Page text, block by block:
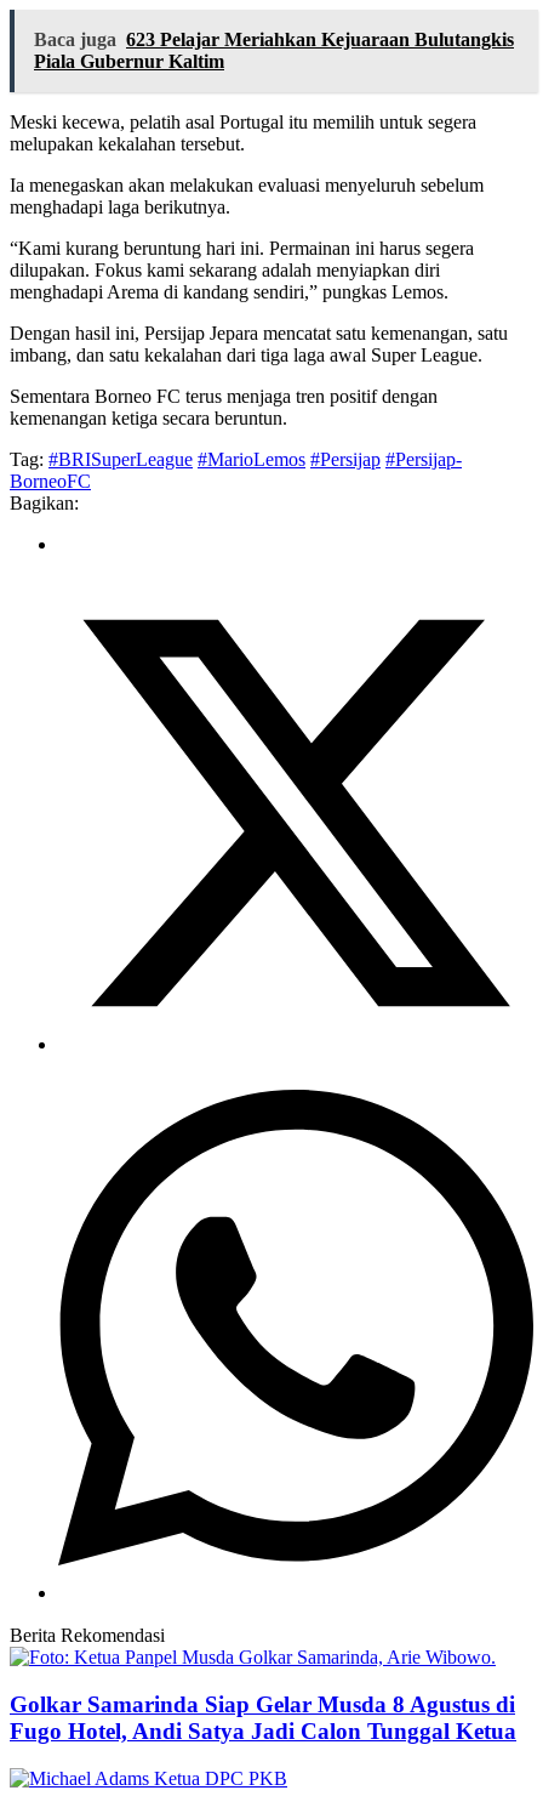
Baca juga 623 Pelajar Meriahkan Kejuaraan Bulutangkis
Piala Gubernur Kaltim
Meski kecewa, pelatih asal Portugal itu memilih untuk segera
melupakan kekalahan tersebut.
Ia menegaskan akan melakukan evaluasi menyeluruh sebelum
menghadapi laga berikutnya.
“Kami kurang beruntung hari ini. Permainan ini harus segera
dilupakan. Fokus kami sekarang adalah menyiapkan diri
menghadapi Arema di kandang sendiri,” pungkas Lemos.
Dengan hasil ini, Persijap Jepara mencatat satu kemenangan, satu
imbang, dan satu kekalahan dari tiga laga awal Super League.
Sementara Borneo FC terus menjaga tren positif dengan
kemenangan ketiga secara beruntun.
Tag: #BRISuperLeague #MarioLemos #Persijap #Persijap-
BorneoFC
Bagikan:
Berita Rekomendasi
Golkar Samarinda Siap Gelar Musda 8 Agustus di
Fugo Hotel, Andi Satya Jadi Calon Tunggal Ketua